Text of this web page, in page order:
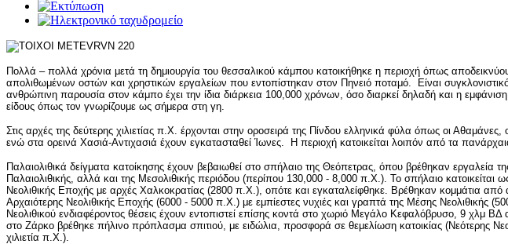
Πολλά – πολλά χρόνια μετά τη δημιουργία του θεσσαλικού κάμπου κατοικήθηκε η περιοχή όπως
απολιθωμένων οστών και χρηστικών εργαλείων που εντοπίστηκαν στον Πηνειό ποταμό. Είναι
ανθρώπινη παρουσία στον κάμπο έχει την ίδια διάρκεια 100,000 χρόνων, όσο διαρκεί δηλαδή και η
είδους όπως τον γνωρίζουμε ως σήμερα στη γη.
Στις αρχές της δεύτερης χιλιετίας π.Χ. έρχονται στην οροσειρά της Πίνδου ελληνικά φύλα όπως οι Αθαμάνες,
ενώ στα ορεινά Χασιά-Αντιχασιά έχουν εγκατασταθεί Ίωνες. Η περιοχή κατοικείται λοιπόν από τα
Παλαιολιθικά δείγματα κατοίκησης έχουν βεβαιωθεί στο σπήλαιο της Θεόπετρας, όπου βρέθηκαν εργαλεία
Παλαιολιθικής, αλλά και της Μεσολιθικής περιόδου (περίπου 130,000 - 8,000 π.Χ.). Το σπήλαιο κατοικείται
Νεολιθικής Εποχής με αρχές Χαλκοκρατίας (2800 π.Χ.), οπότε και εγκαταλείφθηκε. Βρέθηκαν κομμάτια από
Αρχαιότερης Νεολιθικής Εποχής (6000 - 5000 π.Χ.) με εμπίεστες νυχιές και γραπτά της Μέσης Νεολιθικής
Νεολιθικού ενδιαφέροντος θέσεις έχουν εντοπιστεί επίσης κοντά στο χωριό Μεγάλο Κεφαλόβρυσο, 9 χλμ
στο Ζάρκο βρέθηκε πήλινο πρόπλασμα σπιτιού, με ειδώλια, προσφορά σε θεμελίωση κατοικίας (Νεότερης
χιλιετία π.Χ.).